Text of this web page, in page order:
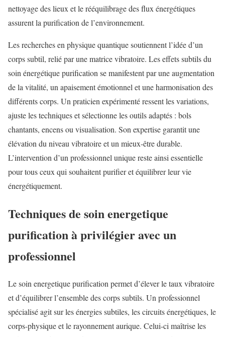
nettoyage des lieux et le rééquilibrage des flux énergétiques
assurent la purification de l’environnement.
Les recherches en physique quantique soutiennent l’idée d’un
corps subtil, relié par une matrice vibratoire. Les effets subtils du
soin énergétique purification se manifestent par une augmentation
de la vitalité, un apaisement émotionnel et une harmonisation des
différents corps. Un praticien expérimenté ressent les variations,
ajuste les techniques et sélectionne les outils adaptés : bols
chantants, encens ou visualisation. Son expertise garantit une
élévation du niveau vibratoire et un mieux-être durable.
L’intervention d’un professionnel unique reste ainsi essentielle
pour tous ceux qui souhaitent purifier et équilibrer leur vie
énergétiquement.
Techniques de soin energetique
purification à privilégier avec un
professionnel
Le soin energetique purification permet d’élever le taux vibratoire
et d’équilibrer l’ensemble des corps subtils. Un professionnel
spécialisé agit sur les énergies subtiles, les circuits énergétiques, le
corps-physique et le rayonnement aurique. Celui-ci maîtrise les